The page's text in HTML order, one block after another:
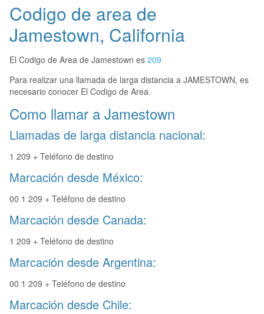
Codigo de area de
Jamestown, California
El Codigo de Area de Jamestown es 209
Para realizar una llamada de larga distancia a JAMESTOWN, es
necesario conocer El Codigo de Area.
Como llamar a Jamestown
Llamadas de larga distancia nacional:
1 209 + Teléfono de destino
Marcación desde México:
00 1 209 + Teléfono de destino
Marcación desde Canada:
1 209 + Teléfono de destino
Marcación desde Argentina:
00 1 209 + Teléfono de destino
Marcación desde Chile: